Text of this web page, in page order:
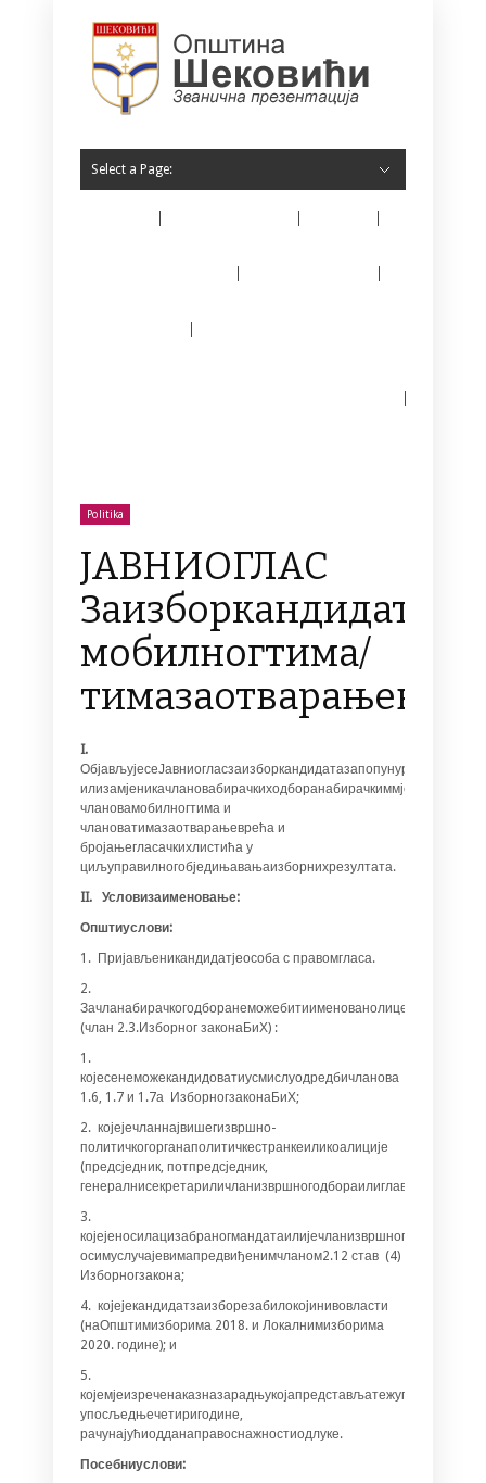
Select a Page:
Politika
ЈАВНИОГЛАС
мобилногтима/
I.
илизамјеникачлановабирачкиходборанабирачкиммјестима,
члановамобилногтима и
члановатимазаотварањеврећа и
бројањегласачкихлистића у
циљуправилногобједињавањаизборнихрезултата.
II. Условизаименовање:
Општиуслови:
1. Пријављеникандидатјеособа с правомгласа.
2.
Зачланабирачкогодборанеможебитиименованолице
(члан 2.3.Изборног законаБиХ) :
1.
којесенеможекандидоватиусмислуодредбичланова
1.6, 1.7 и 1.7а ИзборногзаконаБиХ;
2. којејечланнајвишегизвршно-
политичкогорганаполитичкестранкеиликоалиције
(предсједник, потпредсједник,
генералнисекретариличланизвршногодбораилиглавногодбора);
3.
осимуслучајевимапредвиђенимчланом2.12 став (4)
Изборногзакона;
4. којејекандидатзаизборезабилокојинивовласти
(наОпштимизборима 2018. и Локалнимизборима
2020. године); и
5.
упосљедњечетиригодине,
рачунајућиодданаправоснажностиодлуке.
Посебниуслови: